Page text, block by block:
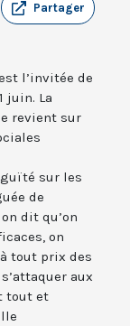
Partager
l’invitée de
juin. La
revient sur
sur les
de
dit qu’on
on
tout prix des
aux
tout et